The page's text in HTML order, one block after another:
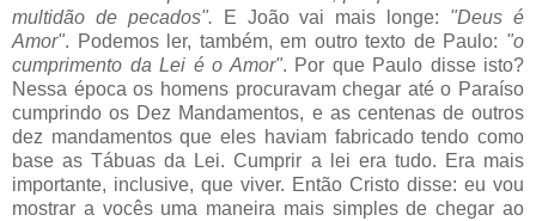
multidão de pecados".
E João vai mais longe: "Deus é
Amor". Podemos ler, também, em outro texto de Paulo: "o
cumprimento da Lei é o Amor". Por que Paulo disse isto?
Nessa época os homens procuravam chegar até o Paraíso
cumprindo os Dez Mandamentos, e as centenas de outros
dez mandamentos que eles haviam fabricado tendo como
base as Tábuas da Lei. Cumprir a lei era tudo. Era mais
importante, inclusive, que viver. Então Cristo disse: eu vou
mostrar a vocês uma maneira mais simples de chegar ao